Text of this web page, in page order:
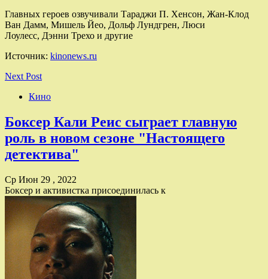
Главных героев озвучивали Тараджи П. Хенсон, Жан-Клод
Ван Дамм, Мишель Йео, Дольф Лундгрен, Люси
Лоулесс, Дэнни Трехо и другие
Источник: kinonews.ru
Next Post
Кино
Боксер Кали Реис сыграет главную
роль в новом сезоне "Настоящего
детектива"
Ср Июн 29 , 2022
Боксер и активистка присоединилась к